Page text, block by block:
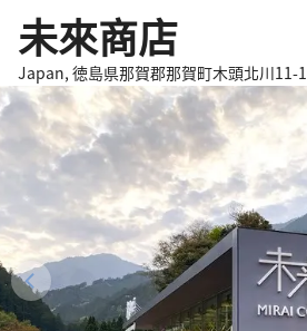
未來商店
Japan, 徳島県那賀郡那賀町木頭北川11-1